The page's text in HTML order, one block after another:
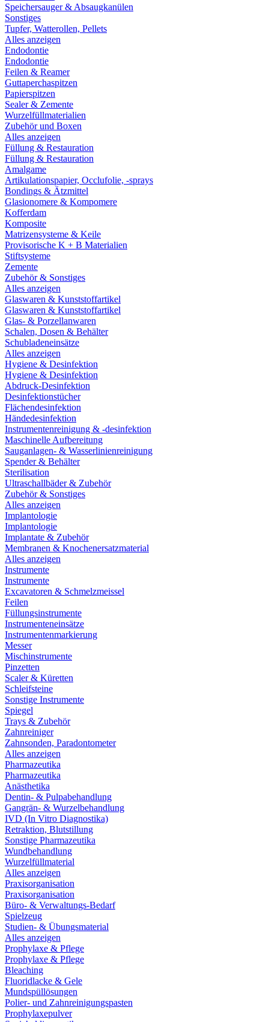
Speichersauger & Absaugkanülen
Sonstiges
Tupfer, Watterollen, Pellets
Alles anzeigen
Endodontie
Endodontie
Feilen & Reamer
Guttaperchaspitzen
Papierspitzen
Sealer & Zemente
Wurzelfüllmaterialien
Zubehör und Boxen
Alles anzeigen
Füllung & Restauration
Füllung & Restauration
Amalgame
Artikulationspapier, Occlufolie, -sprays
Bondings & Ätzmittel
Glasionomere & Kompomere
Kofferdam
Komposite
Matrizensysteme & Keile
Provisorische K + B Materialien
Stiftsysteme
Zemente
Zubehör & Sonstiges
Alles anzeigen
Glaswaren & Kunststoffartikel
Glaswaren & Kunststoffartikel
Glas- & Porzellanwaren
Schalen, Dosen & Behälter
Schubladeneinsätze
Alles anzeigen
Hygiene & Desinfektion
Hygiene & Desinfektion
Abdruck-Desinfektion
Desinfektionstücher
Flächendesinfektion
Händedesinfektion
Instrumentenreinigung & -desinfektion
Maschinelle Aufbereitung
Sauganlagen- & Wasserlinienreinigung
Spender & Behälter
Sterilisation
Ultraschallbäder & Zubehör
Zubehör & Sonstiges
Alles anzeigen
Implantologie
Implantologie
Implantate & Zubehör
Membranen & Knochenersatzmaterial
Alles anzeigen
Instrumente
Instrumente
Excavatoren & Schmelzmeissel
Feilen
Füllungsinstrumente
Instrumenteneinsätze
Instrumentenmarkierung
Messer
Mischinstrumente
Pinzetten
Scaler & Küretten
Schleifsteine
Sonstige Instrumente
Spiegel
Trays & Zubehör
Zahnreiniger
Zahnsonden, Paradontometer
Alles anzeigen
Pharmazeutika
Pharmazeutika
Anästhetika
Dentin- & Pulpabehandlung
Gangrän- & Wurzelbehandlung
IVD (In Vitro Diagnostika)
Retraktion, Blutstillung
Sonstige Pharmazeutika
Wundbehandlung
Wurzelfüllmaterial
Alles anzeigen
Praxisorganisation
Praxisorganisation
Büro- & Verwaltungs-Bedarf
Spielzeug
Studien- & Übungsmaterial
Alles anzeigen
Prophylaxe & Pflege
Prophylaxe & Pflege
Bleaching
Fluoridlacke & Gele
Mundspüllösungen
Polier- und Zahnreinigungspasten
Prophylaxepulver